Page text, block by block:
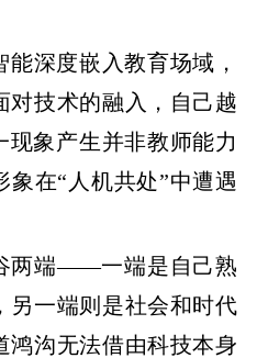
能深度嵌入教育场域，
对技术的融入，自己越
现象产生并非教师能力
在“人机共处”中遭遇
两端——一端是自己熟
另一端则是社会和时代
鸿沟无法借由科技本身